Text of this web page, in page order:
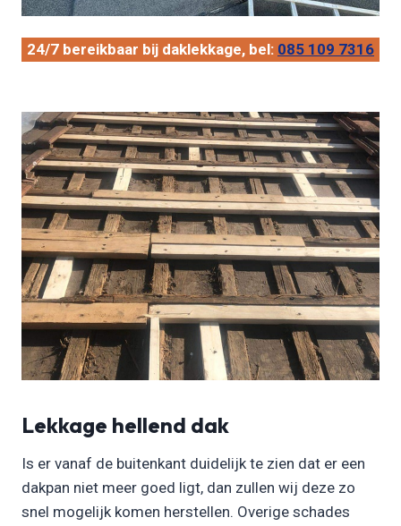
24/7 bereikbaar bij daklekkage, bel: 085 109 7316
Lekkage hellend dak
Is er vanaf de buitenkant duidelijk te zien dat er een
dakpan niet meer goed ligt, dan zullen wij deze zo
snel mogelijk komen herstellen. Overige schades